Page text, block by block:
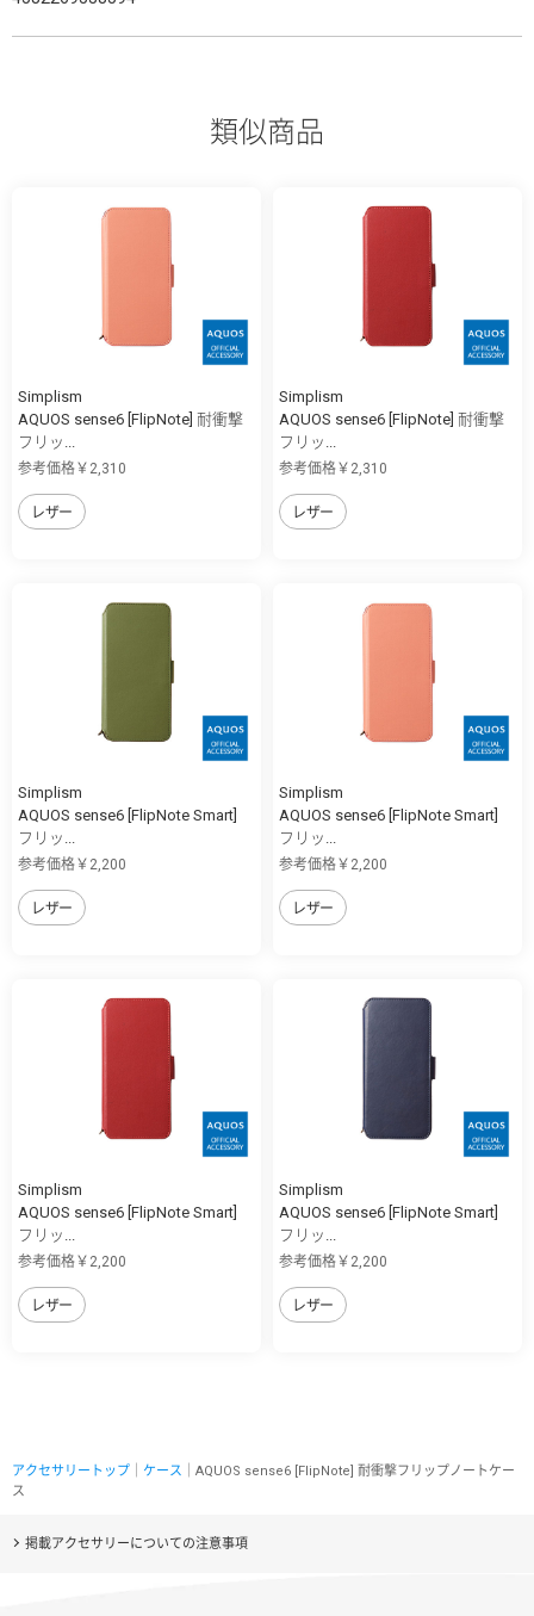
類似商品
Simplism
AQUOS sense6 [FlipNote] 耐衝撃
フリッ...
参考価格￥2,310
レザー
Simplism
AQUOS sense6 [FlipNote] 耐衝撃
フリッ...
参考価格￥2,310
レザー
Simplism
AQUOS sense6 [FlipNote Smart]
フリッ...
参考価格￥2,200
レザー
Simplism
AQUOS sense6 [FlipNote Smart]
フリッ...
参考価格￥2,200
レザー
Simplism
AQUOS sense6 [FlipNote Smart]
フリッ...
参考価格￥2,200
レザー
Simplism
AQUOS sense6 [FlipNote Smart]
フリッ...
参考価格￥2,200
レザー
アクセサリートップ ケース ｜AQUOS sense6 [FlipNote] 耐衝撃フリップノートケー
ス
掲載アクセサリーについての注意事項